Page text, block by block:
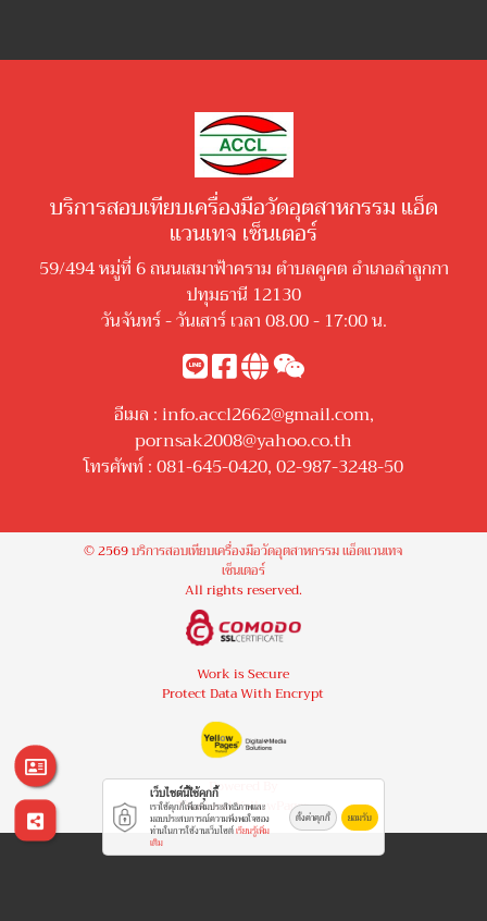
บริการสอบเทียบเครื่องมือวัดอุตสาหกรรม แอ็ด
แวนเทจ เซ็นเตอร์
59/494 หมู่ที่ 6 ถนนเสมาฟ้าคราม ตำบลคูคต อำเภอลำลูกกา
ปทุมธานี 12130
วันจันทร์ - วันเสาร์ เวลา 08.00 - 17:00 น.
อีเมล :info.accl2662@gmail.com,
pornsak2008@yahoo.co.th
โทรศัพท์ :081-645-0420,02-987-3248-50
© 2569บริการสอบเทียบเครื่องมือวัดอุตสาหกรรม แอ็ดแวนเทจ
เซ็นเตอร์
All rights reserved.
Work is Secure
Protect Data With Encrypt
Powered By
Thailand YellowPages
เว็บไซต์นี้ใช้คุกกี้
เราใช้คุกกี้เพื่อเพิ่มประสิทธิภาพและ
มอบประสบการณ์ความพึงพอใจของ
ท่านในการใช้งานเว็บไซต์เรียนรู้เพิ่ม
เติม
ตั้งค่าคุกกี้ ยอมรับ